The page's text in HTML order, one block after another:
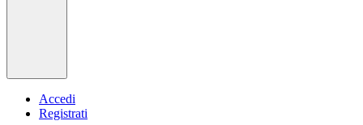
Accedi
Registrati